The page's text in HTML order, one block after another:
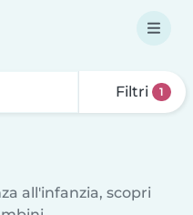
Filtri 1
all'infanzia, scopri